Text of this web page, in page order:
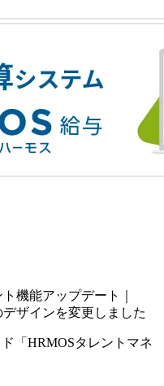
機能アップデート｜
ザインを変更しました
「HRMOSタレントマネ